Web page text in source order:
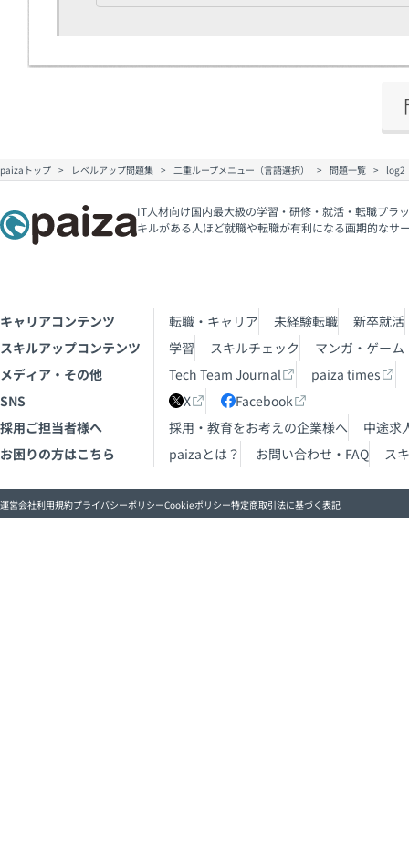
paizaトップ レベルアップ問題集 二重ループメニュー（言語選択） 問題一覧 log2
IT人材向け国内最大級の学習・研修・就活・転職プラ
キルがある人ほど就職や転職が有利になる画期的なサ
キャリアコンテンツ 転職・キャリア 未経験転職
新卒就活
スキルアップコンテンツ
学習 スキルチェック
マンガ・ゲーム
メディア・その他
Tech Team Journal
paiza times
SNS
X
Facebook
採用ご担当者様へ
採用・教育をお考えの企業様へ
中途求
お困りの方はこちら
paizaとは？ お問い合わせ・FAQ ス
運営会社利用規約プライバシーポリシーCookieポリシー特定商取引法に基づく表記